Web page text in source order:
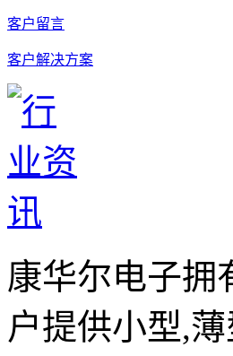
客户留言
客户解决方案
康华尔电子拥
户提供小型,